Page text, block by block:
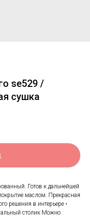
se529 /
сушка
Готов к дальнейшей
маслом. Прекрасная
решения в интерьере •
столик Можно